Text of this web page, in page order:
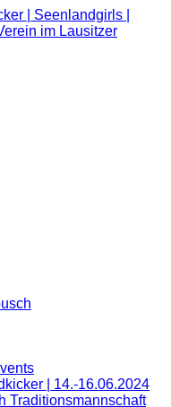
| 14.-16.06.2024
Traditionsmannschaft